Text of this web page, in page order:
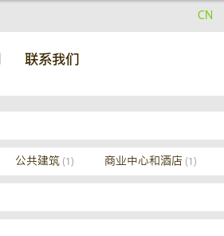
CN
联系我们
公共建筑 (1) 商业中心和酒店 (1)